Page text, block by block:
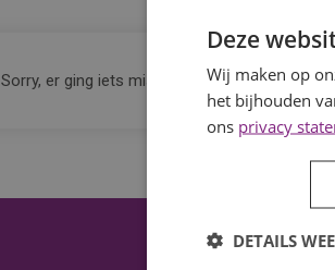
Sorry, er ging iets mis. Probeer het later nog
Deze
Wij maken op
het bijhouden
ons privacy
DETAILS